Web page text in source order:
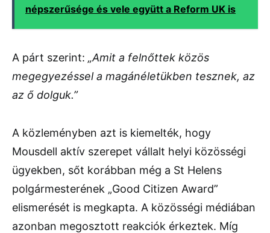
népszerűsége és vele együtt a Reform UK is
A párt szerint: „Amit a felnőttek közös
megegyezéssel a magánéletükben tesznek, az
az ő dolguk.”
A közleményben azt is kiemelték, hogy
Mousdell aktív szerepet vállalt helyi közösségi
ügyekben, sőt korábban még a St Helens
polgármesterének „Good Citizen Award”
elismerését is megkapta. A közösségi médiában
azonban megosztott reakciók érkeztek. Míg